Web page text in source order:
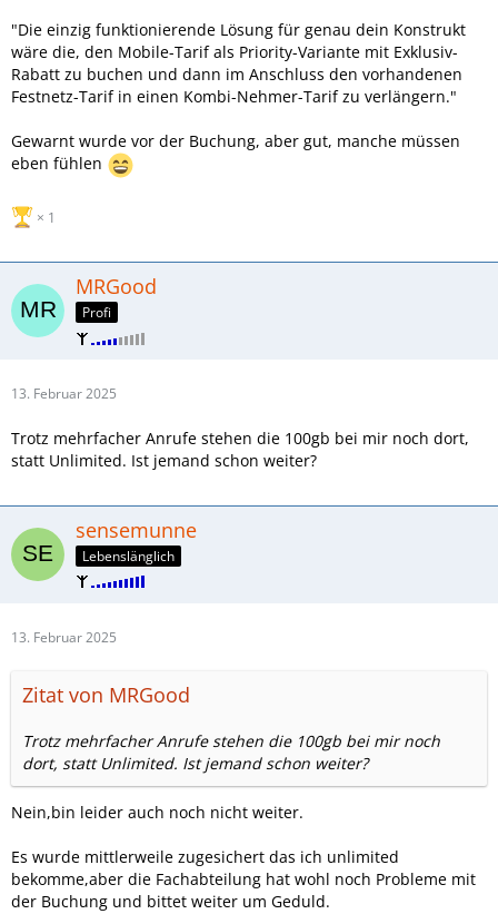
"Die einzig funktionierende Lösung für genau dein Konstrukt
wäre die, den Mobile-Tarif als Priority-Variante mit Exklusiv-
Rabatt zu buchen und dann im Anschluss den vorhandenen
Festnetz-Tarif in einen Kombi-Nehmer-Tarif zu verlängern."
Gewarnt wurde vor der Buchung, aber gut, manche müssen
eben fühlen
1
MRGood
Profi
13. Februar 2025
Trotz mehrfacher Anrufe stehen die 100gb bei mir noch dort,
statt Unlimited. Ist jemand schon weiter?
sensemunne
Lebenslänglich
13. Februar 2025
Zitat von MRGood
Trotz mehrfacher Anrufe stehen die 100gb bei mir noch
dort, statt Unlimited. Ist jemand schon weiter?
Nein,bin leider auch noch nicht weiter.
Es wurde mittlerweile zugesichert das ich unlimited
bekomme,aber die Fachabteilung hat wohl noch Probleme mit
der Buchung und bittet weiter um Geduld.